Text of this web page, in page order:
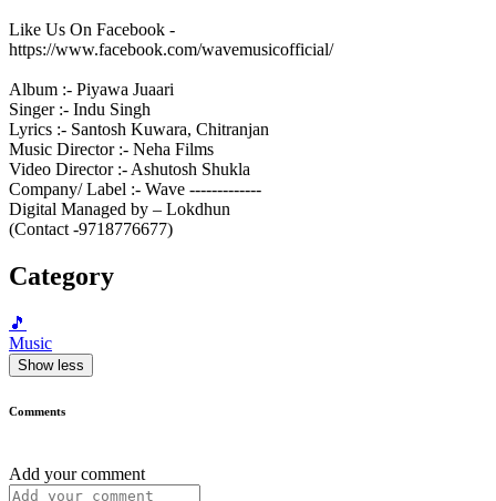
Like Us On Facebook -
https://www.facebook.com/wavemusicofficial/
Album :- Piyawa Juaari
Singer :- Indu Singh
Lyrics :- Santosh Kuwara, Chitranjan
Music Director :- Neha Films
Video Director :- Ashutosh Shukla
Company/ Label :- Wave -------------
Digital Managed by – Lokdhun
(Contact -9718776677)
Category
🎵
Music
Show less
Comments
Add your comment